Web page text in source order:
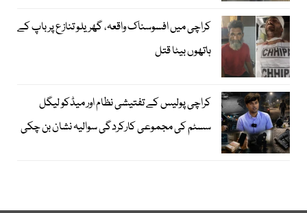
کراچی میں افسوسناک واقعہ، گھریلو تنازع پر باپ کے
ہاتھوں بیٹا قتل
کراچی پولیس کے تفتیشی نظام اور میڈکو لیگل
سسٹم کی مجموعی کارکردگی سوالیہ نشان بن چکی